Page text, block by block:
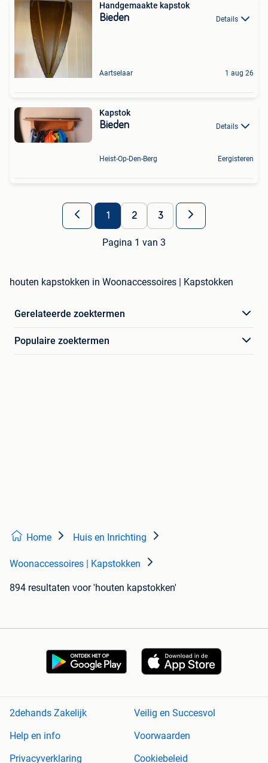
Handgemaakte kapstok
Bieden Details
Aartselaar 1 aug 26
Kapstok
Bieden Details
Heist-Op-Den-Berg Eergisteren
1 2 3
Pagina 1 van 3
houten kapstokken in Woonaccessoires | Kapstokken
Gerelateerde zoektermen
Populaire zoektermen
Home Huis en Inrichting
Woonaccessoires | Kapstokken
894 resultaten voor 'houten kapstokken'
2dehands Zakelijk
Veilig en Succesvol
Help en info
Voorwaarden
Privacyverklaring
Cookiebeleid